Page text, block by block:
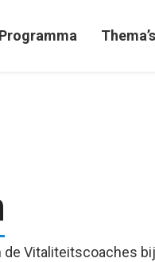
Programma Thema’s
de Vitaliteitscoaches